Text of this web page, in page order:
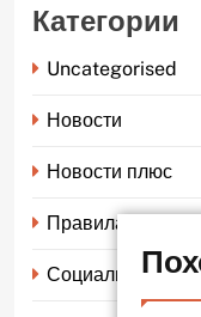
Категории
Uncategorised
Новости
Новости плюс
Правила
Социальное